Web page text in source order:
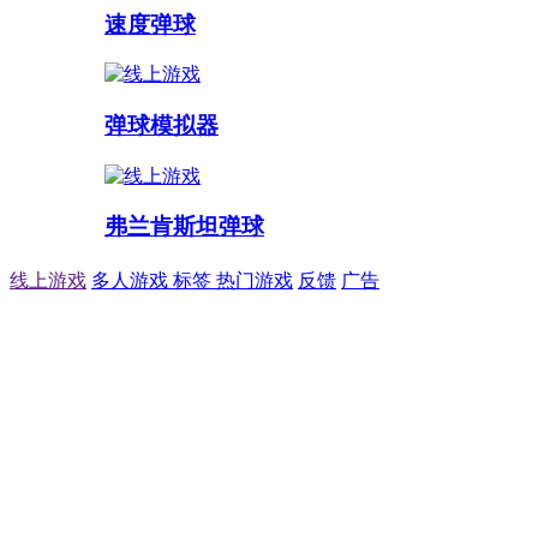
速度弹球
弹球模拟器
弗兰肯斯坦弹球
线上游戏 多人游戏 标签 热门游戏 反馈 广告